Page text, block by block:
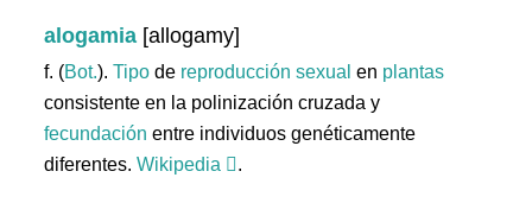
alogamia [allogamy]
f. (Bot.).Tipo de reproducción sexual en plantas
consistente en la polinización cruzada y
fecundación entre individuos genéticamente
diferentes.Wikipedia .